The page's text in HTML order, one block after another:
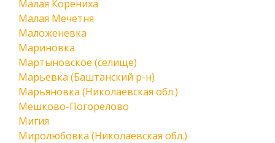
Малая Корениха
Малая Мечетня
Маложеневка
Мариновка
Мартыновское (селище)
Марьевка (Баштанский р-н)
Марьяновка (Николаевская обл.)
Мешково-Погорелово
Мигия
Миролюбовка (Николаевская обл.)